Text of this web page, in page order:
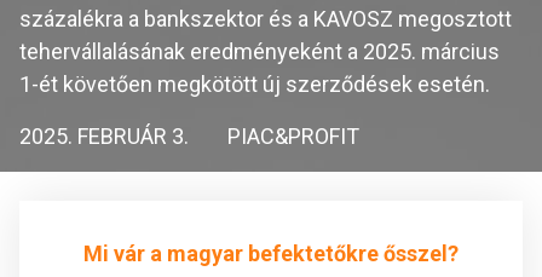
százalékra a bankszektor és a KAVOSZ megosztott
tehervállalásának eredményeként a 2025. március
1-ét követően megkötött új szerződések esetén.
2025. FEBRUÁR 3. PIAC&PROFIT
Mi vár a magyar befektetőkre ősszel?